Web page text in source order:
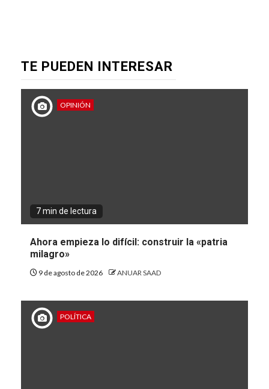
TE PUEDEN INTERESAR
OPINIÓN
7 min de lectura
Ahora empieza lo difícil: construir la «patria
milagro»
9 de agosto de 2026 ANUAR SAAD
POLÍTICA